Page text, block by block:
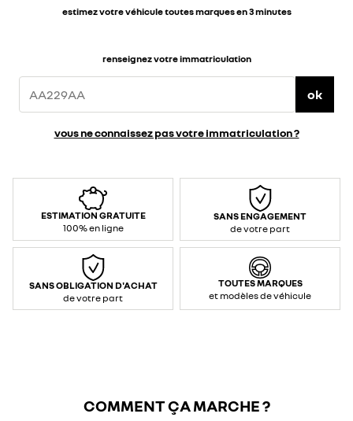
estimez votre véhicule toutes marques en 3 minutes
renseignez votre immatriculation
ok
vous ne connaissez pas votre immatriculation ?
ESTIMATION GRATUITE
100% en ligne
SANS ENGAGEMENT
de votre part
SANS OBLIGATION D'ACHAT
de votre part
TOUTES MARQUES
et modèles de véhicule
COMMENT ÇA MARCHE ?